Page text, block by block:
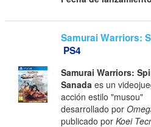
Samurai Warriors:
PS4
Samurai Warriors:
Sanada es un
acción estilo "musou"
desarrollado por
publicado porKoei